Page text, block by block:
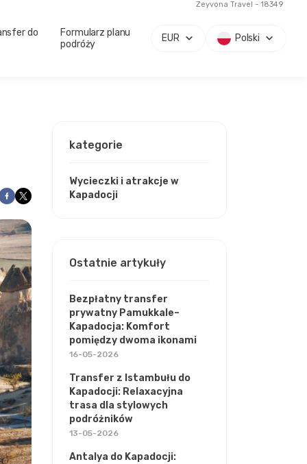
Zeyvona Travel - 18349
do
Formularz planu
podróży
EUR Polski
kategorie
Wycieczki i atrakcje w
Kapadocji
Ostatnie artykuły
Bezpłatny transfer
prywatny Pamukkale–
Kapadocja: Komfort
pomiędzy dwoma ikonami
16-05-2026
Transfer z Istambułu do
Kapadocji: Relaxacyjna
trasa dla stylowych
podróżników
13-05-2026
Antalya do Kapadocji: